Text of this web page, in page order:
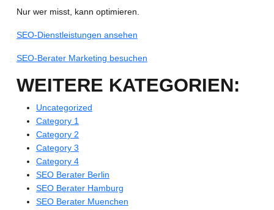
Nur wer misst, kann optimieren.
SEO-Dienstleistungen ansehen
SEO-Berater Marketing besuchen
WEITERE KATEGORIEN:
Uncategorized
Category 1
Category 2
Category 3
Category 4
SEO Berater Berlin
SEO Berater Hamburg
SEO Berater Muenchen